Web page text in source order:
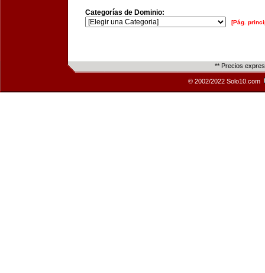
Categorías de Dominio:
[Pág.
** Precios
© 2002/2022 Solo10.com